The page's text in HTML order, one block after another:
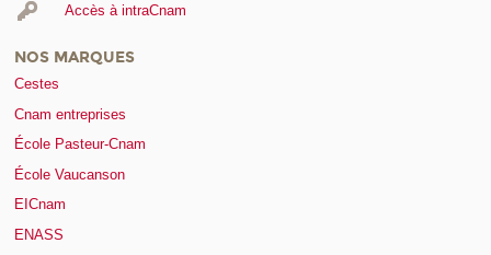
Accès à intraCnam
NOS MARQUES
Cestes
Cnam entreprises
École Pasteur-Cnam
École Vaucanson
EICnam
ENASS